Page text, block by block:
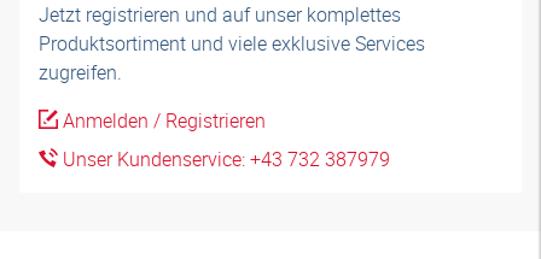
Jetzt registrieren und auf unser komplettes
Produktsortiment und viele exklusive Services
zugreifen.
Anmelden / Registrieren
Unser Kundenservice: +43 732 387979